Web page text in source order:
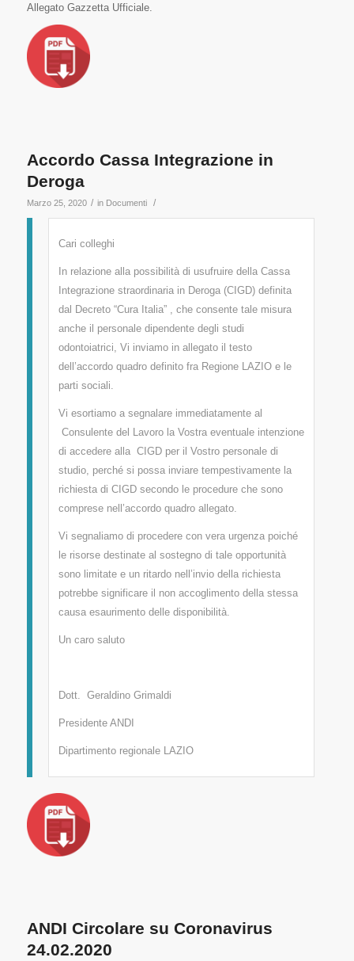
Allegato Gazzetta Ufficiale.
Accordo Cassa Integrazione in
Deroga
Marzo 25, 2020 / in Documenti /
Cari colleghi
In relazione alla possibilità di usufruire della Cassa
Integrazione straordinaria in Deroga (CIGD) definita
dal Decreto “Cura Italia” , che consente tale misura
anche il personale dipendente degli studi
odontoiatrici, Vi inviamo in allegato il testo
dell’accordo quadro definito fra Regione LAZIO e le
parti sociali.
Vi esortiamo a segnalare immediatamente al
Consulente del Lavoro la Vostra eventuale intenzione
di accedere alla CIGD per il Vostro personale di
studio, perché si possa inviare tempestivamente la
richiesta di CIGD secondo le procedure che sono
comprese nell’accordo quadro allegato.
Vi segnaliamo di procedere con vera urgenza poiché
le risorse destinate al sostegno di tale opportunità
sono limitate e un ritardo nell’invio della richiesta
potrebbe significare il non accoglimento della stessa
causa esaurimento delle disponibilità.
Un caro saluto
Dott. Geraldino Grimaldi
Presidente ANDI
Dipartimento regionale LAZIO
ANDI Circolare su Coronavirus
24.02.2020